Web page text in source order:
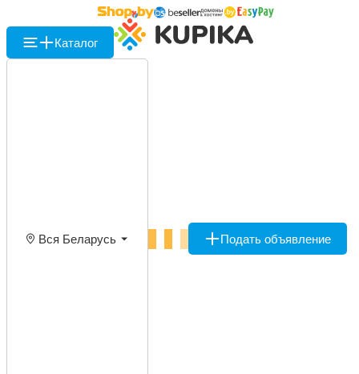
Каталог
Вся Беларусь Подать объявление